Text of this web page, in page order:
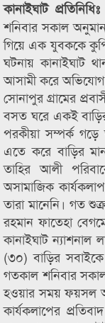
কানাইঘাট প্রতিনিধিঃ
শনিবার সকাল
গিয়ে এক যুবককে
ঘটনায় কানাইঘাট
আসামী করে অভিযোগ
সোনাপুর গ্রামের
বসত ঘরে একই
পরকীয়া সম্পর্ক
এতে করে বাড়ির
তাহির আলী
অসামাজিক
তারা মানেনি। গত
রহমান ফাতেহা
কানাইঘাট ন্যাশনাল
(৩০) বাড়ির
গতকাল শনিবার
হওয়ার সময় ফয়সল
কার্যকলাপের